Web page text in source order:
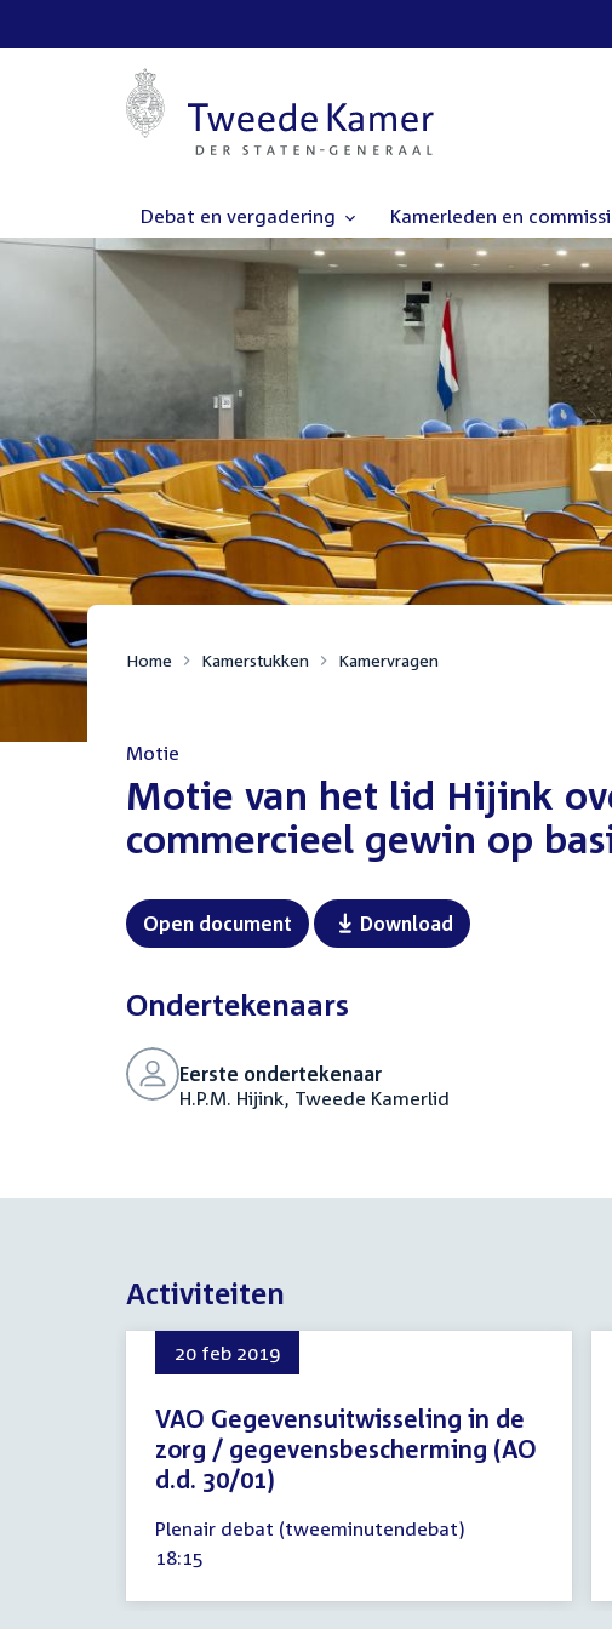
Debat en vergadering Kamerleden en
Home Kamerstukken Kamervragen
Motie
:Motie van het lid Hijink
commercieel gewin op
Open document Download
Ondertekenaars
Eerste ondertekenaar
H.P.M. Hijink, Tweede Kamerlid
Activiteiten
20 feb 2019
VAO Gegevensuitwisseling in de
zorg / gegevensbescherming (AO
d.d. 30/01)
februari
2019
Plenair debat (tweeminutendebat)
Tijd
18:15